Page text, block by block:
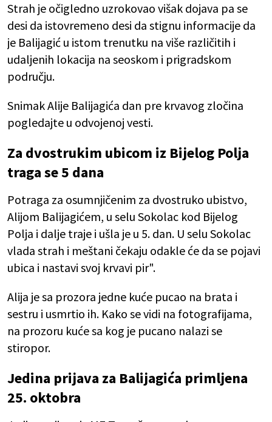
Strah je očigledno uzrokovao višak dojava pa se
desi da istovremeno desi da stignu informacije da
je Balijagić u istom trenutku na više različitih i
udaljenih lokacija na seoskom i prigradskom
području.
Snimak Alije Balijagića dan pre krvavog zločina
pogledajte u odvojenoj vesti.
Za dvostrukim ubicom iz Bijelog Polja
traga se 5 dana
Potraga za osumnjičenim za dvostruko ubistvo,
Alijom Balijagićem, u selu Sokolac kod Bijelog
Polja i dalje traje i ušla je u 5. dan. U selu Sokolac
vlada strah i meštani čekaju odakle će da se pojavi
ubica i nastavi svoj krvavi pir".
Alija je sa prozora jedne kuće pucao na brata i
sestru i usmrtio ih. Kako se vidi na fotografijama,
na prozoru kuće sa kog je pucano nalazi se
stiropor.
Jedina prijava za Balijagića primljena
25. oktobra